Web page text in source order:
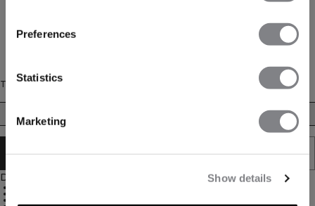
Preferences
Statistics
Marketing
Show details
Taille
L
ÉPUISÉ - PRÉVENEZ-MOI
Description